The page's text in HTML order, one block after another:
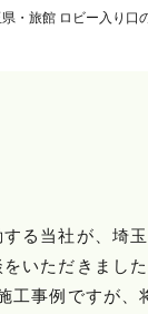
・旅館 ロビー入り口
る当社が、埼
いただきました
工事例ですが